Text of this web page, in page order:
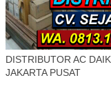
DISTRIBUTOR AC
JAKARTA PUSAT